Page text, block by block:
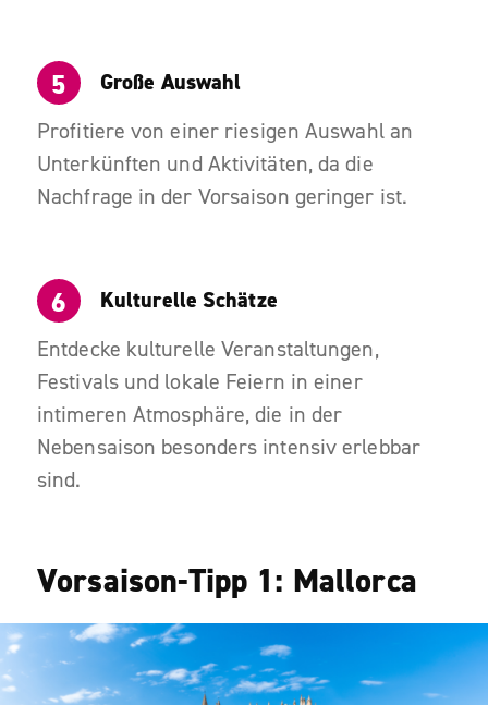
Große Auswahl
Profitiere von einer riesigen Auswahl an
Unterkünften und Aktivitäten, da die
Nachfrage in der Vorsaison geringer ist.
Kulturelle Schätze
Entdecke kulturelle Veranstaltungen,
Festivals und lokale Feiern in einer
intimeren Atmosphäre, die in der
Nebensaison besonders intensiv erlebbar
sind.
Vorsaison-Tipp 1: Mallorca